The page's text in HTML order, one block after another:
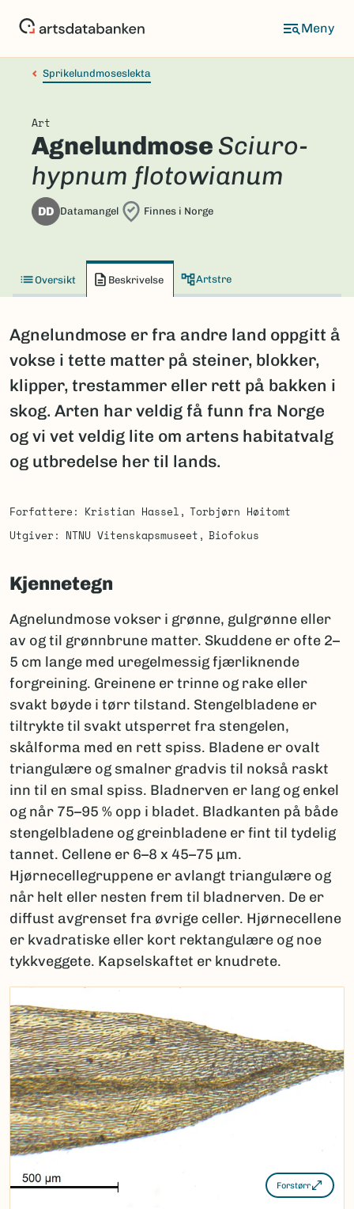
Sprikelundmoseslekta
Art
Agnelundmose Sciuro-
hypnum flotowianum
DD Datamangel Finnes i Norge
Oversikt Beskrivelse Artstre
Agnelundmose er fra andre land oppgitt å
vokse i tette matter på steiner, blokker,
klipper, trestammer eller rett på bakken i
skog. Arten har veldig få funn fra Norge
og vi vet veldig lite om artens habitatvalg
og utbredelse her til lands.
Forfattere Kristian Hassel
Torbjørn Høitomt
Utgiver
NTNU Vitenskapsmuseet Biofokus
Kjennetegn
Agnelundmose vokser i grønne, gulgrønne eller
av og til grønnbrune matter. Skuddene er ofte 2–
5 cm lange med uregelmessig fjærliknende
forgreining. Greinene er trinne og rake eller
svakt bøyde i tørr tilstand. Stengelbladene er
tiltrykte til svakt utsperret fra stengelen,
skålforma med en rett spiss. Bladene er ovalt
triangulære og smalner gradvis til nokså raskt
inn til en smal spiss. Bladnerven er lang og enkel
og når 75–95 % opp i bladet. Bladkanten på både
stengelbladene og greinbladene er fint til tydelig
tannet. Cellene er 6–8 x 45–75 µm.
Hjørnecellegruppene er avlangt triangulære og
når helt eller nesten frem til bladnerven. De er
diffust avgrenset fra øvrige celler. Hjørnecellene
er kvadratiske eller kort rektangulære og noe
tykkveggete. Kapselskaftet er knudrete.
Forstørr